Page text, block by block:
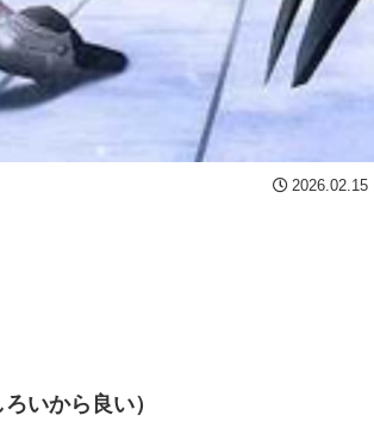
2026.02.15
いから良い）